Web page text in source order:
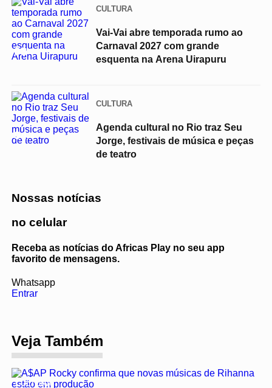
03
CULTURA
Vai-Vai abre temporada rumo ao
Carnaval 2027 com grande
esquenta na Arena Uirapuru
04
CULTURA
Agenda cultural no Rio traz Seu
Jorge, festivais de música e peças
de teatro
Nossas notícias
no celular
Receba as notícias do Africas Play no seu app
favorito de mensagens.
Whatsapp
Entrar
Veja Também
CULTURA